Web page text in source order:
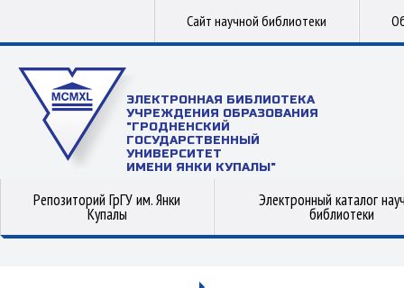
Сайт научной библиотеки
ЭЛЕКТРОННАЯ БИБЛИОТЕКА
УЧРЕЖДЕНИЯ ОБРАЗОВАНИЯ
"ГРОДНЕНСКИЙ
ГОСУДАРСТВЕННЫЙ
УНИВЕРСИТЕТ
ИМЕНИ ЯНКИ КУПАЛЫ"
Репозиторий ГрГУ им. Янки
Купалы
Электронный каталог
библиотеки